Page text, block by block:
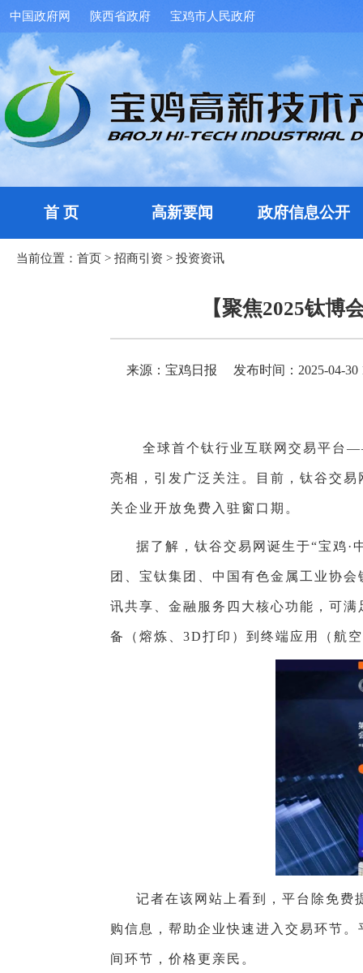
中国政府网 陕西省政府 宝鸡市人民政府
首 页 高新要闻 政府信息公开
当前位置： 首页 > 招商引资 > 投资资讯
【聚焦2025钛博
来源：宝鸡日报 发布时间：2025-04-30
全球首个钛行业互联网交易平台
亮相，引发广泛关注。目前，钛谷交
关企业开放免费入驻窗口期。
据了解，钛谷交易网诞生于“宝鸡·
团、宝钛集团、中国有色金属工业协
讯共享、金融服务四大核心功能，可
备（熔炼、3D打印）到终端应用（航
记者在该网站上看到，平台除免费
购信息，帮助企业快速进入交易环节
间环节，价格更亲民。